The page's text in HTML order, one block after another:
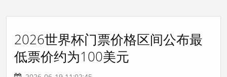
2026世界杯门票价格区间公布最
低票价约为100美元